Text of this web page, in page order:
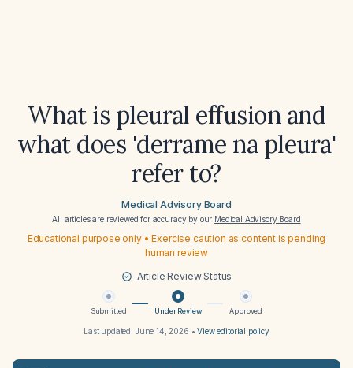
What is pleural effusion and
what does 'derrame na pleura'
refer to?
Medical Advisory Board
All articles are reviewed for accuracy by our Medical Advisory Board
Educational purpose only • Exercise caution as content is pending
human review
Article Review Status
Submitted Under Review Approved
Last updated: June 14, 2026 •View editorial policy